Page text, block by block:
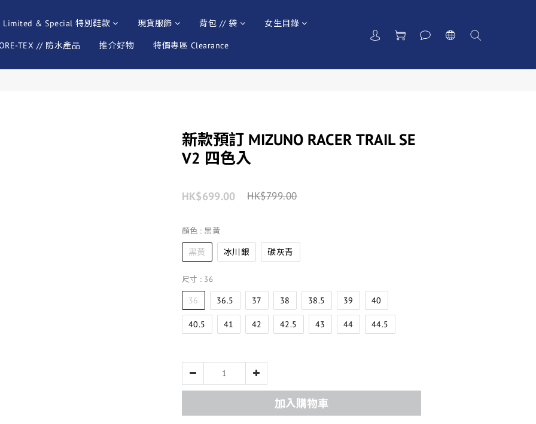
Limited & Special 特別鞋款 現貨服飾 背包 // 袋 女生目錄
TEX // 防水產品 推介好物 特價專區 Clearance
新款預訂 MIZUNO RACER TRAIL SE
V2 四色入
HK$699.00 HK$799.00
顏色 : 黑黃
黑黃 冰川銀 碳灰青
尺寸 : 36
36 36.5 37 38 38.5 39 40
40.5 41 42 42.5 43 44 44.5
加入購物車